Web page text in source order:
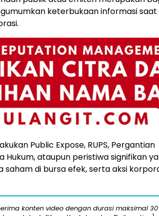
keterbukaan informasi saat
Public Expose, RUPS, Pergantian
Hukum, ataupun peristiwa signifikan
saham di bursa efek, serta aksi
konten video dengan durasi maksimal